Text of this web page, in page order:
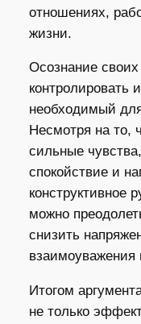
отношениях,
жизни.
Осознание
контролировать
необходимый
Несмотря на то,
сильные
спокойствие и
конструктивное
можно
снизить
Итогом
не только